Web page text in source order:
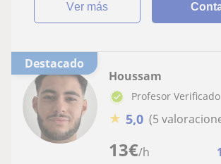
ver más
Destacado
13€/h
Houssam
Profesor Verificado
★ 5,0 (5